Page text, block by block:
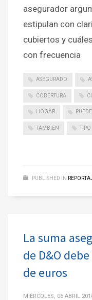
asegurador
estipulan con
cubiertos y
con frecuencia
ASEGURADO
COBERTURA
HOGAR PUEDE
TAMBIEN TIPO
PUBLISHED IN
La suma
de D&O
de euros
MIÉRCOLES, 06 ABRIL